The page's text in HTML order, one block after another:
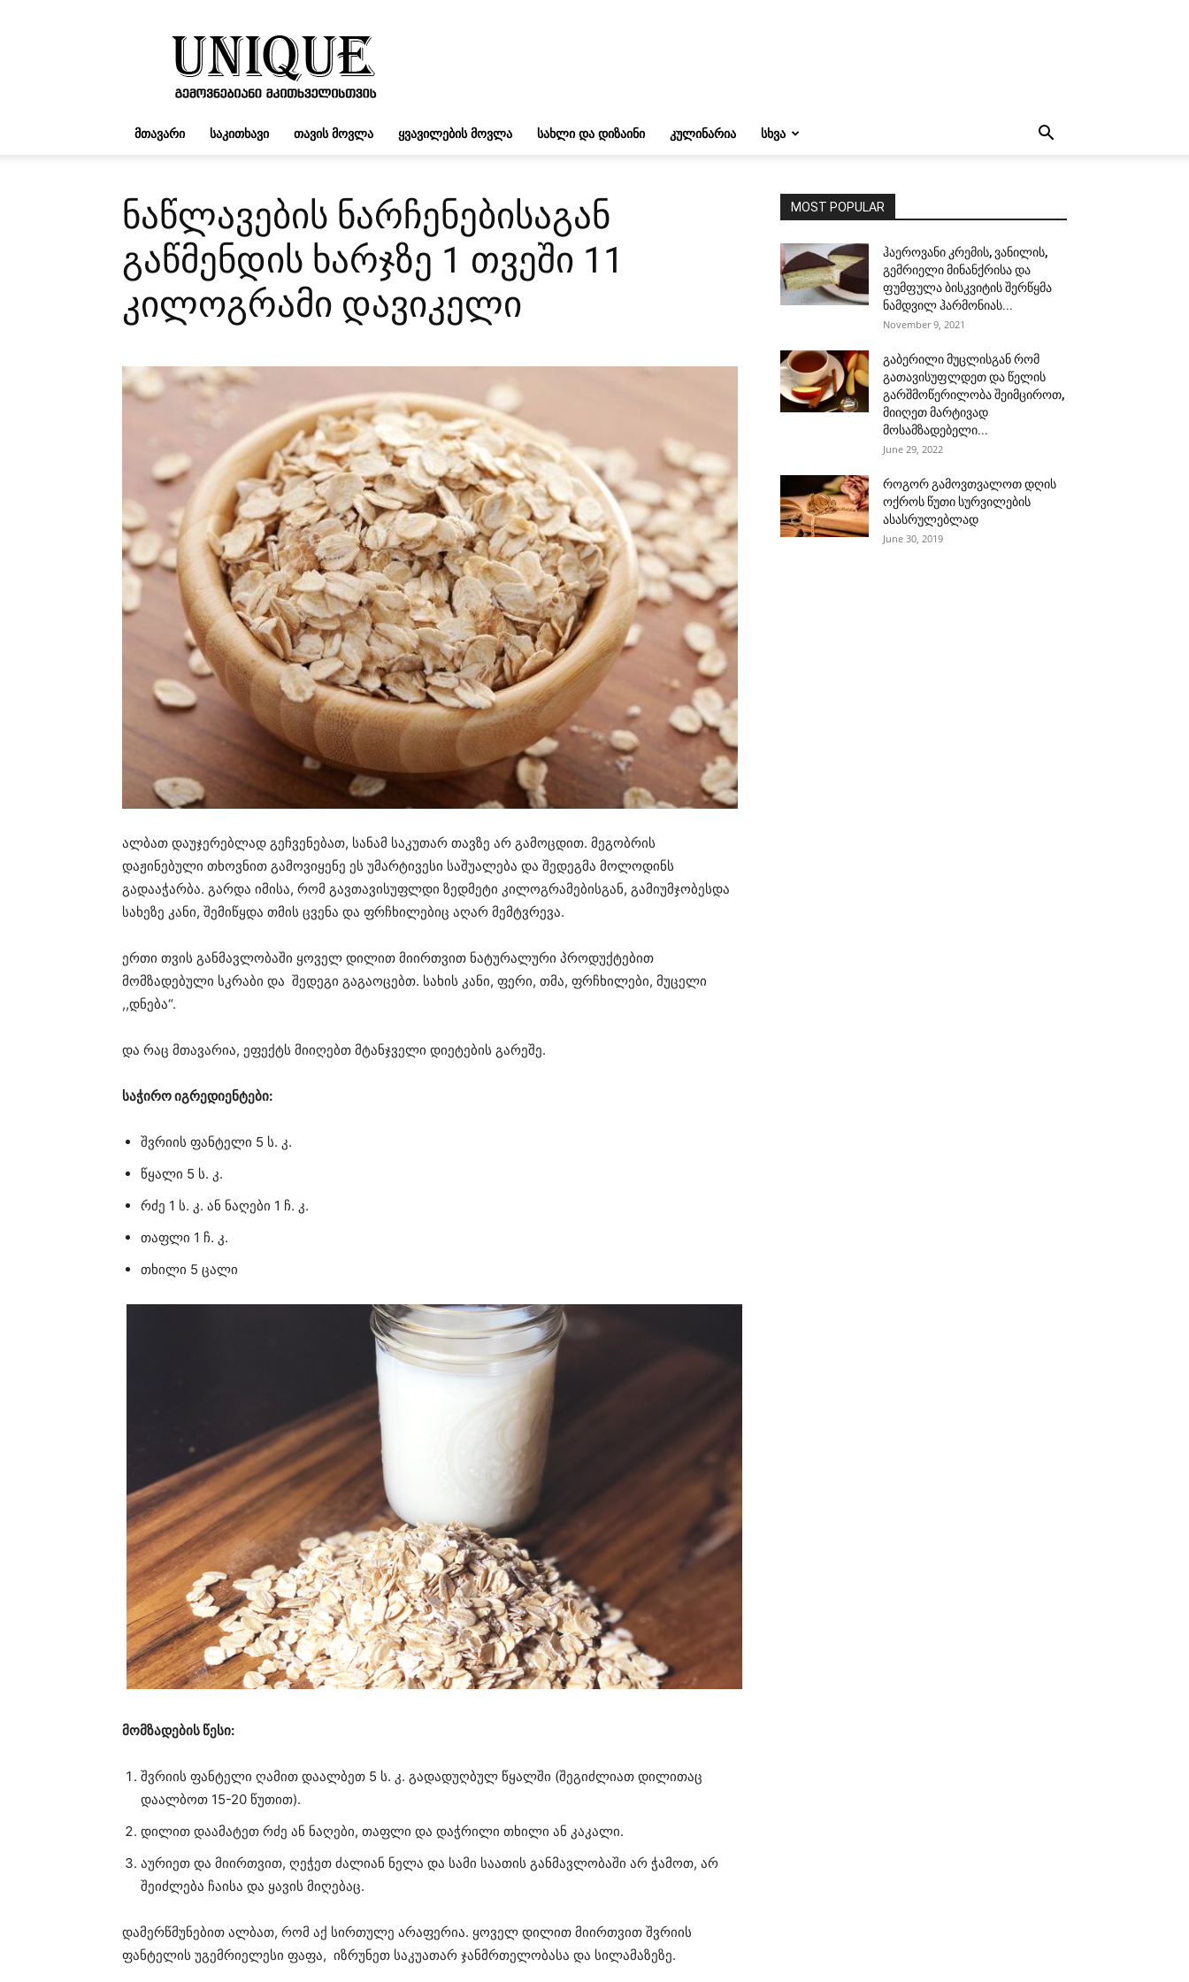
UNIQUE.GE
ᲛᲗᲐᲕᲐᲠᲘ ᲡᲐᲙᲘᲗᲮᲐᲕᲘ ᲗᲐᲕᲘᲡ ᲛᲝᲕᲚᲐ ᲧᲕᲐᲕᲘᲚᲔᲑᲘᲡ ᲛᲝᲕᲚᲐ ᲡᲐᲮᲚᲘ ᲓᲐ ᲓᲘᲖᲐᲘᲜᲘ ᲙᲣᲚᲘᲜᲐᲠᲘᲐ ᲡᲮᲕᲐ
ნაწლავების ნარჩენებისაგან
გაწმენდის ხარჯზე 1 თვეში 11
კილოგრამი დავიკელი
ალბათ დაუჯერებლად გეჩვენებათ, სანამ საკუთარ თავზე არ გამოცდით. მეგობრის
დაჟინებული თხოვნით გამოვიყენე ეს უმარტივესი საშუალება და შედეგმა მოლოდინს
გადააჭარბა. გარდა იმისა, რომ გავთავისუფლდი ზედმეტი კილოგრამებისგან, გამიუმჯობესდა
სახეზე კანი, შემიწყდა თმის ცვენა და ფრჩხილებიც აღარ მემტვრევა.
ერთი თვის განმავლობაში ყოველ დილით მიირთვით ნატურალური პროდუქტებით
მომზადებული სკრაბი და შედეგი გაგაოცებთ. სახის კანი, ფერი, თმა, ფრჩხილები, მუცელი
,,დნება“.
და რაც მთავარია, ეფექტს მიიღებთ მტანჯველი დიეტების გარეშე.
საჭირო იგრედიენტები:
შვრიის ფანტელი 5 ს. კ.
წყალი 5 ს. კ.
რძე 1 ს. კ. ან ნაღები 1 ჩ. კ.
თაფლი 1 ჩ. კ.
თხილი 5 ცალი
მომზადების წესი:
შვრიის ფანტელი ღამით დაალბეთ 5 ს. კ. გადადუღბულ წყალში (შეგიძლიათ დილითაც
დაალბოთ 15-20 წუთით).
დილით დაამატეთ რძე ან ნაღები, თაფლი და დაჭრილი თხილი ან კაკალი.
აურიეთ და მიირთვით, ღეჭეთ ძალიან ნელა და სამი საათის განმავლობაში არ ჭამოთ, არ
შეიძლება ჩაისა და ყავის მიღებაც.
დამერწმუნებით ალბათ, რომ აქ სირთულე არაფერია. ყოველ დილით მიირთვით შვრიის
ფანტელის უგემრიელესი ფაფა, იზრუნეთ საკუათარ ჯანმრთელობასა და სილამაზეზე.
MOST POPULAR
ჰაეროვანი კრემის, ვანილის,
გემრიელი მინანქრისა და
ფუმფულა ბისკვიტის შერწყმა
ნამდვილ ჰარმონიას...
November 9, 2021
გაბერილი მუცლისგან რომ
გათავისუფლდეთ და წელის
გარშმოწერილობა შეიმციროთ,
მიიღეთ მარტივად
მოსამზადებელი...
June 29, 2022
როგორ გამოვთვალოთ დღის
ოქროს წუთი სურვილების
ასასრულებლად
June 30, 2019